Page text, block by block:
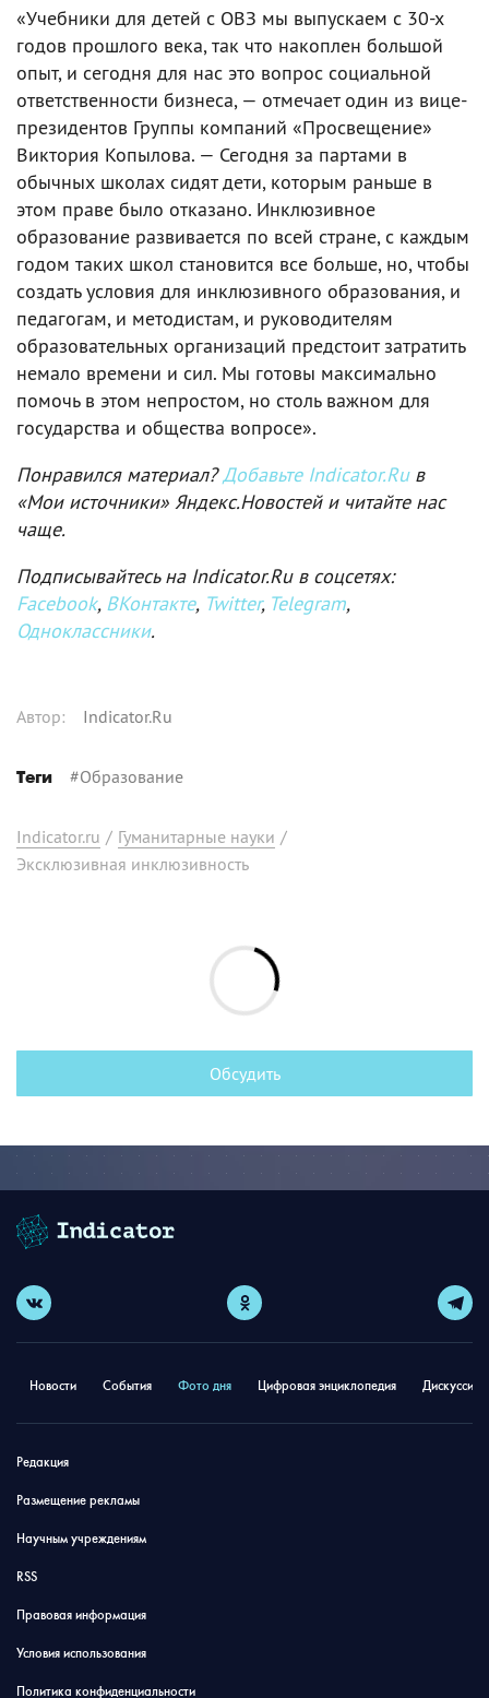
«Учебники для детей с ОВЗ мы выпускаем с 30-х
годов прошлого века, так что накоплен большой
опыт, и сегодня для нас это вопрос социальной
ответственности бизнеса, — отмечает один из вице-
президентов Группы компаний «Просвещение»
Виктория Копылова. — Сегодня за партами в
обычных школах сидят дети, которым раньше в
этом праве было отказано. Инклюзивное
образование развивается по всей стране, с каждым
годом таких школ становится все больше, но, чтобы
создать условия для инклюзивного образования, и
педагогам, и методистам, и руководителям
образовательных организаций предстоит затратить
немало времени и сил. Мы готовы максимально
помочь в этом непростом, но столь важном для
государства и общества вопросе».
Понравился материал?Добавьте Indicator.Ruв
«Мои источники» Яндекс.Новостей и читайте нас
чаще.
Подписывайтесь на Indicator.Ru в соцсетях:
Facebook, ВКонтакте, Twitter, Telegram,
Одноклассники.
Автор: Indicator.Ru
Теги #Образование
Indicator.ru / Гуманитарные науки /
Эксклюзивная инклюзивность
Обсудить
Новости События Фото дня Цифровая энциклопедия
Редакция
Размещение рекламы
Научным учреждениям
RSS
Правовая информация
Условия использования
Политика конфиденциальности